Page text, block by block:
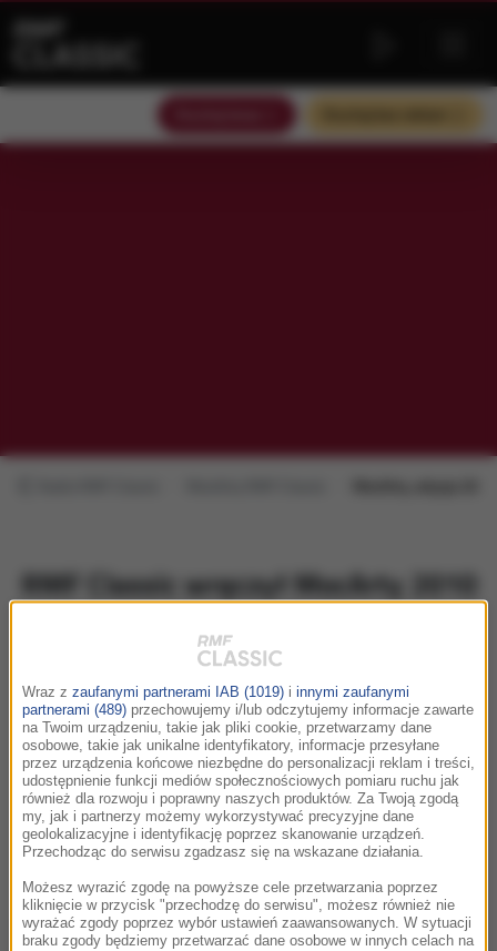
RMF Classic wręczył MocArty 2010
23 marca w restauracji Amber Room w Pałacu
Wraz z zaufanymi partnerami IAB (1019) i innymi zaufanymi
partnerami (489) przechowujemy i/lub odczytujemy informacje zawarte
na Twoim urządzeniu, takie jak pliki cookie, przetwarzamy dane
osobowe, takie jak unikalne identyfikatory, informacje przesyłane
przez urządzenia końcowe niezbędne do personalizacji reklam i treści,
udostępnienie funkcji mediów społecznościowych pomiaru ruchu jak
również dla rozwoju i poprawny naszych produktów. Za Twoją zgodą
my, jak i partnerzy możemy wykorzystywać precyzyjne dane
geolokalizacyjne i identyfikację poprzez skanowanie urządzeń.
Przechodząc do serwisu zgadzasz się na wskazane działania.
Możesz wyrazić zgodę na powyższe cele przetwarzania poprzez
kliknięcie w przycisk "przechodzę do serwisu", możesz również nie
wyrażać zgody poprzez wybór ustawień zaawansowanych. W sytuacji
braku zgody będziemy przetwarzać dane osobowe w innych celach na